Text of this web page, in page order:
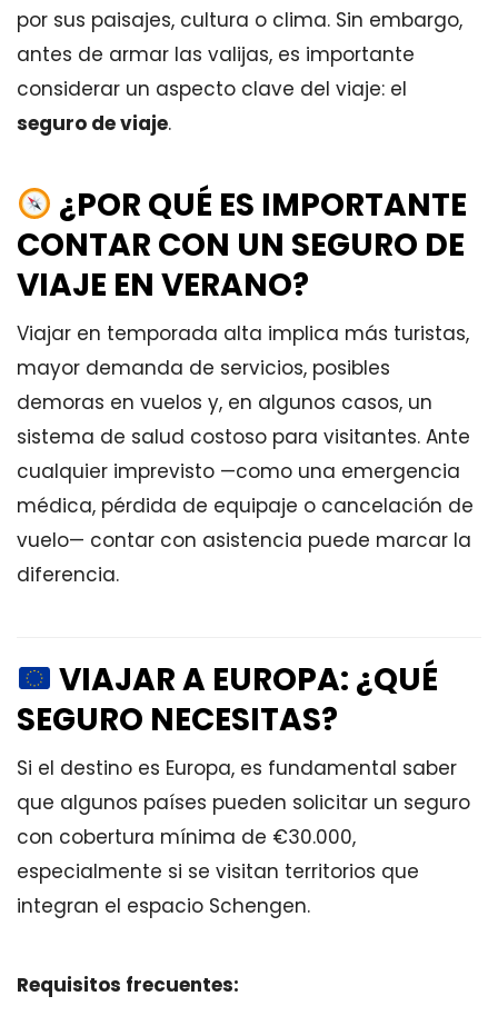
por sus paisajes, cultura o clima. Sin embargo,
antes de armar las valijas, es importante
considerar un aspecto clave del viaje: el
seguro de viaje.
¿POR QUÉ ES IMPORTANTE
CONTAR CON UN SEGURO DE
VIAJE EN VERANO?
Viajar en temporada alta implica más turistas,
mayor demanda de servicios, posibles
demoras en vuelos y, en algunos casos, un
sistema de salud costoso para visitantes. Ante
cualquier imprevisto —como una emergencia
médica, pérdida de equipaje o cancelación de
vuelo— contar con asistencia puede marcar la
diferencia.
VIAJAR A EUROPA: ¿QUÉ
SEGURO NECESITAS?
Si el destino es Europa, es fundamental saber
que algunos países pueden solicitar un seguro
con cobertura mínima de €30.000,
especialmente si se visitan territorios que
integran el espacio Schengen.
Requisitos frecuentes: